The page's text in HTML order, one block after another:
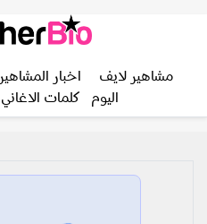
مشاهير لايف اخبار المشاهير
اليوم
كلمات الاغاني